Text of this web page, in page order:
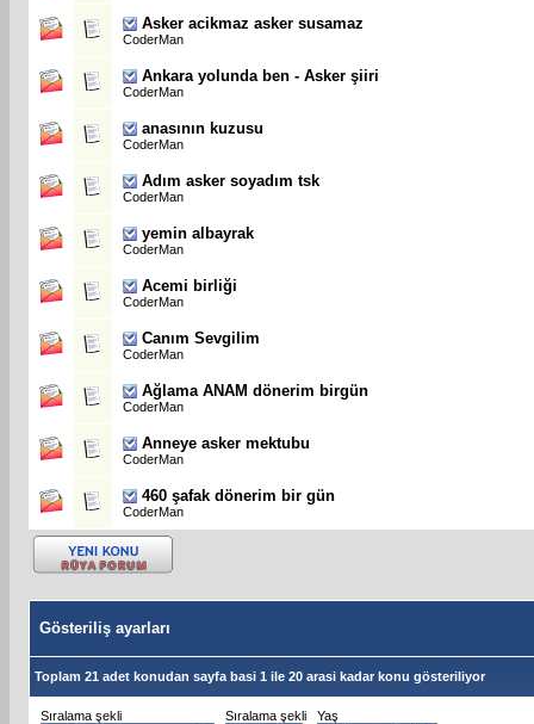
Asker acikmaz asker susamaz
CoderMan
Ankara yolunda ben - Asker şiiri
CoderMan
anasının kuzusu
CoderMan
Adım asker soyadım tsk
CoderMan
yemin albayrak
CoderMan
Acemi birliği
CoderMan
Canım Sevgilim
CoderMan
Ağlama ANAM dönerim birgün
CoderMan
Anneye asker mektubu
CoderMan
460 şafak dönerim bir gün
CoderMan
Gösteriliş ayarları
Toplam 21 adet konudan sayfa basi 1 ile 20 arasi kadar konu gösteriliyor
Sıralama şekli Sıralama şekli Yaş